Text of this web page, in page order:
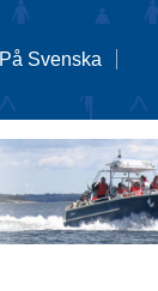
På Svenska